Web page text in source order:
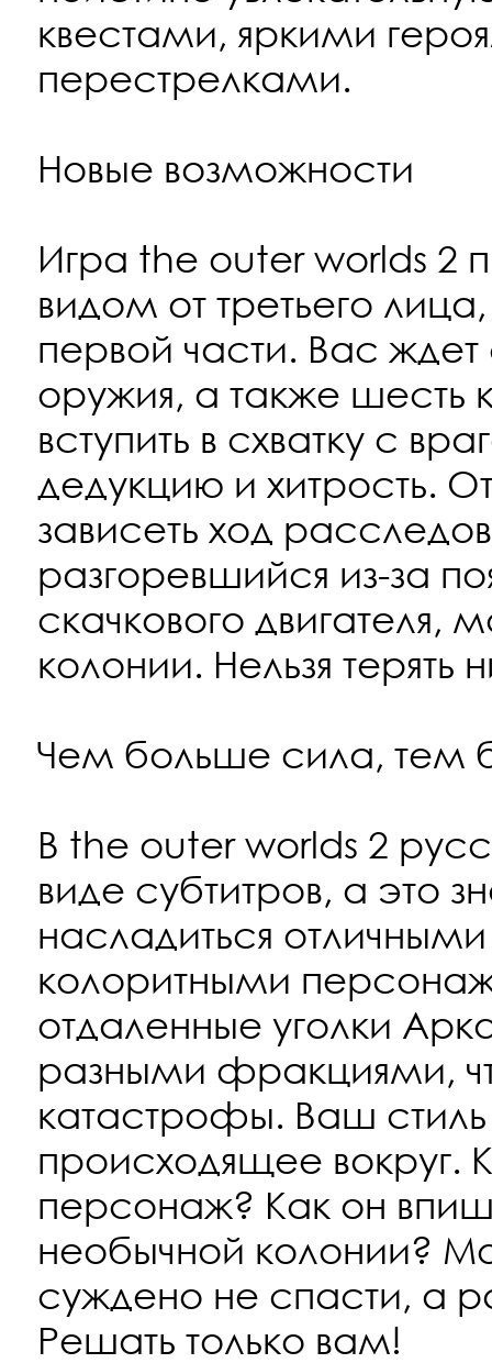
квестами, яркими
перестрелками.
Новые возможности
Игра the outer worlds 2
видом от третьего
первой части. Вас
оружия, а также шесть
вступить в схватку с
дедукцию и хитрость.
зависеть ход
разгоревшийся из-за
скачкового двигателя,
колонии. Нельзя терять
Чем больше сила, тем
В the outer worlds 2
виде субтитров, а это
насладиться
колоритными
отдаленные уголки
разными фракциями,
катастрофы. Ваш стиль
происходящее вокруг.
персонаж? Как он
необычной колонии?
суждено не спасти, а
Решать только вам!